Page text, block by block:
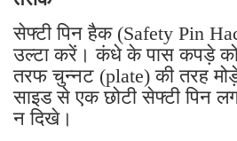
सेफ्टी पिन हैक (Safety Pin
उल्टा करें। कंधे के पास कपड़े को
तरफ चुन्नट (plate) की तरह
साइड से एक छोटी सेफ्टी पिन
न दिखे।